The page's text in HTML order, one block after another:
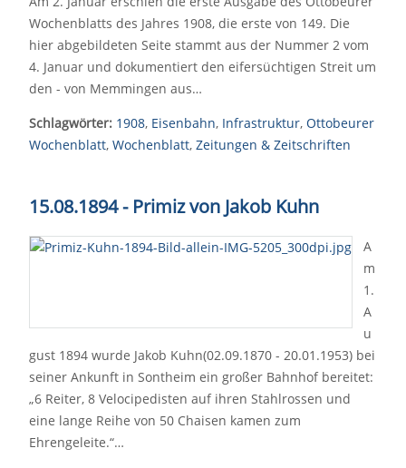
Wochenblatts des Jahres 1908, die erste von 149. Die
hier abgebildeten Seite stammt aus der Nummer 2 vom
4. Januar und dokumentiert den eifersüchtigen Streit um
den - von Memmingen aus…
Schlagwörter: 1908, Eisenbahn, Infrastruktur, Ottobeurer
Wochenblatt, Wochenblatt, Zeitungen & Zeitschriften
15.08.1894 - Primiz von Jakob Kuhn
A
m
1.
A
u
gust 1894 wurde Jakob Kuhn(02.09.1870 - 20.01.1953) bei
seiner Ankunft in Sontheim ein großer Bahnhof bereitet:
„6 Reiter, 8 Velocipedisten auf ihren Stahlrossen und
eine lange Reihe von 50 Chaisen kamen zum
Ehrengeleite.“…